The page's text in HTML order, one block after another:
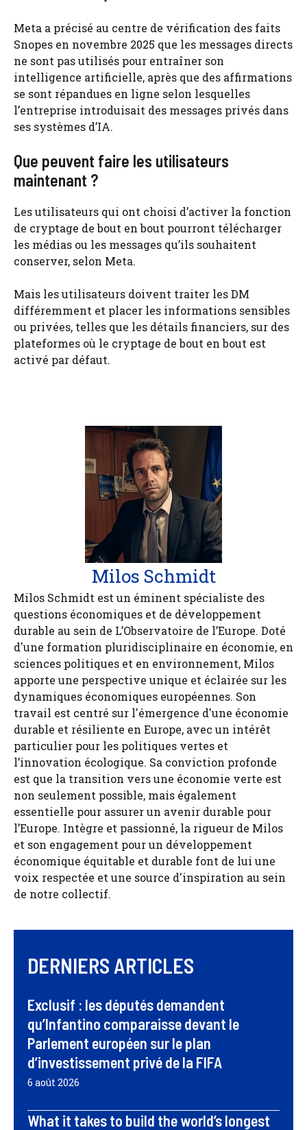
Meta a précisé au centre de vérification des faits
Snopes en novembre 2025 que les messages directs
ne sont pas utilisés pour entraîner son
intelligence artificielle, après que des affirmations
se sont répandues en ligne selon lesquelles
l’entreprise introduisait des messages privés dans
ses systèmes d’IA.
Que peuvent faire les utilisateurs
maintenant ?
Les utilisateurs qui ont choisi d’activer la fonction
de cryptage de bout en bout pourront télécharger
les médias ou les messages qu’ils souhaitent
conserver, selon Meta.
Mais les utilisateurs doivent traiter les DM
différemment et placer les informations sensibles
ou privées, telles que les détails financiers, sur des
plateformes où le cryptage de bout en bout est
activé par défaut.
Milos Schmidt
Milos Schmidt est un éminent spécialiste des
questions économiques et de développement
durable au sein de L’Observatoire de l’Europe. Doté
d'une formation pluridisciplinaire en économie, en
sciences politiques et en environnement, Milos
apporte une perspective unique et éclairée sur les
dynamiques économiques européennes. Son
travail est centré sur l'émergence d'une économie
durable et résiliente en Europe, avec un intérêt
particulier pour les politiques vertes et
l’innovation écologique. Sa conviction profonde
est que la transition vers une économie verte est
non seulement possible, mais également
essentielle pour assurer un avenir durable pour
l’Europe. Intègre et passionné, la rigueur de Milos
et son engagement pour un développement
économique équitable et durable font de lui une
voix respectée et une source d'inspiration au sein
de notre collectif.
DERNIERS ARTICLES
Exclusif : les députés demandent
qu’Infantino comparaisse devant le
Parlement européen sur le plan
d’investissement privé de la FIFA
6 août 2026
What it takes to build the world’s longest